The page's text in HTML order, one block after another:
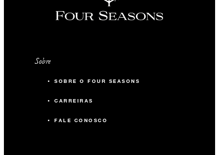
Sobre
SOBRE O FOUR SEASONS
CARREIRAS
FALE CONOSCO